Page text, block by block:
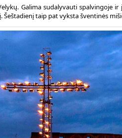
Galima sudalyvauti spalvingoje ir
Šeštadienį taip pat vyksta šventinės